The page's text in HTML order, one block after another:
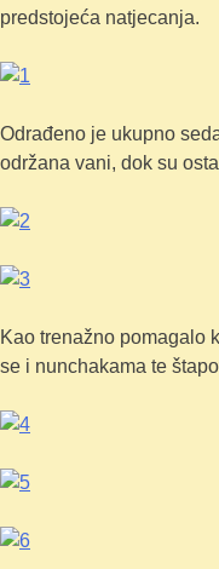
predstojeća natjecanja.
Odrađeno je ukupno
održana vani, dok su
Kao trenažno pomagalo
se i nunchakama te